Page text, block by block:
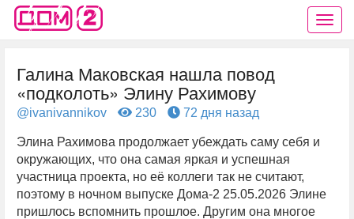
Галина Маковская нашла повод
«подколоть» Элину Рахимову
@ivanivannikov 230 72 дня назад
Элина Рахимова продолжает убеждать саму себя и
окружающих, что она самая яркая и успешная
участница проекта, но её коллеги так не считают,
поэтому в ночном выпуске Дома-2 25.05.2026 Элине
пришлось вспомнить прошлое. Другим она многое